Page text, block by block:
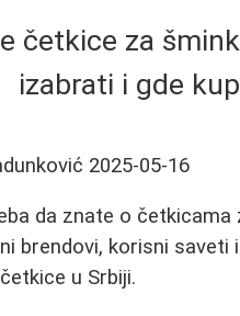
četkice za
izabrati i gde
2025-05-16
da znate o četkicama
brendovi, korisni saveti
u Srbiji.